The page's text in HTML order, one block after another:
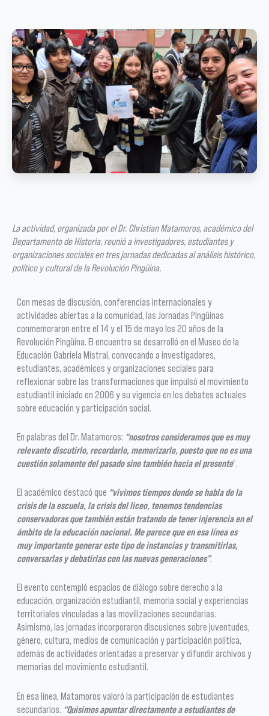
La actividad, organizada por el Dr. Christian Matamoros, académico del
Departamento de Historia, reunió a investigadores, estudiantes y
organizaciones sociales en tres jornadas dedicadas al análisis histórico,
político y cultural de la Revolución Pingüina.
Con mesas de discusión, conferencias internacionales y
actividades abiertas a la comunidad, las Jornadas Pingüinas
conmemoraron entre el 14 y el 15 de mayo los 20 años de la
Revolución Pingüina. El encuentro se desarrolló en el Museo de la
Educación Gabriela Mistral, convocando a investigadores,
estudiantes, académicos y organizaciones sociales para
reflexionar sobre las transformaciones que impulsó el movimiento
estudiantil iniciado en 2006 y su vigencia en los debates actuales
sobre educación y participación social.
En palabras del Dr. Matamoros: “nosotros consideramos que es muy
relevante discutirlo, recordarlo, memorizarlo, puesto que no es una
cuestión solamente del pasado sino también hacia el presente”.
El académico destacó que “vivimos tiempos donde se habla de la
crisis de la escuela, la crisis del liceo, tenemos tendencias
conservadoras que también están tratando de tener injerencia en el
ámbito de la educación nacional. Me parece que en esa línea es
muy importante generar este tipo de instancias y transmitirlas,
conversarlas y debatirlas con las nuevas generaciones”.
El evento contempló espacios de diálogo sobre derecho a la
educación, organización estudiantil, memoria social y experiencias
territoriales vinculadas a las movilizaciones secundarias.
Asimismo, las jornadas incorporaron discusiones sobre juventudes,
género, cultura, medios de comunicación y participación política,
además de actividades orientadas a preservar y difundir archivos y
memorias del movimiento estudiantil.
En esa línea, Matamoros valoró la participación de estudiantes
secundarios. “Quisimos apuntar directamente a estudiantes de